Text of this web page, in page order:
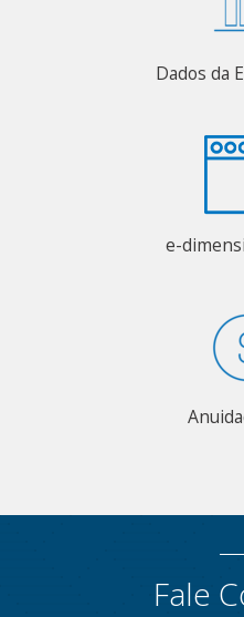
Dados da
e-
Fale